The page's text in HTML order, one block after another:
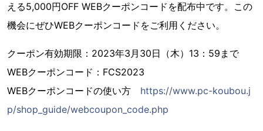
える5,000円OFF WEBクーポンコードを配布中です。この
機会にぜひWEBクーポンコードをご利用ください。
クーポン有効期限：2023年3月30日（木）13：59まで
WEBクーポンコード：FCS2023
WEBクーポンコードの使い方 https://www.pc-koubou.j
p/shop_guide/webcoupon_code.php